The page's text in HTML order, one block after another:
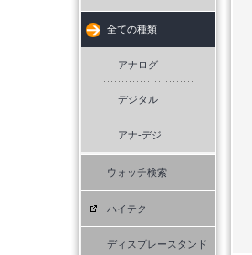
全ての種類
アナログ
デジタル
アナ-デジ
ウォッチ検索
ハイテク
ディスプレースタンド